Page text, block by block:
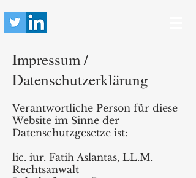
Impressum /
Datenschutzerklärung
Verantwortliche Person für diese
Website im Sinne der
Datenschutzgesetze ist:
lic. iur. Fatih Aslantas, LL.M.
Rechtsanwalt